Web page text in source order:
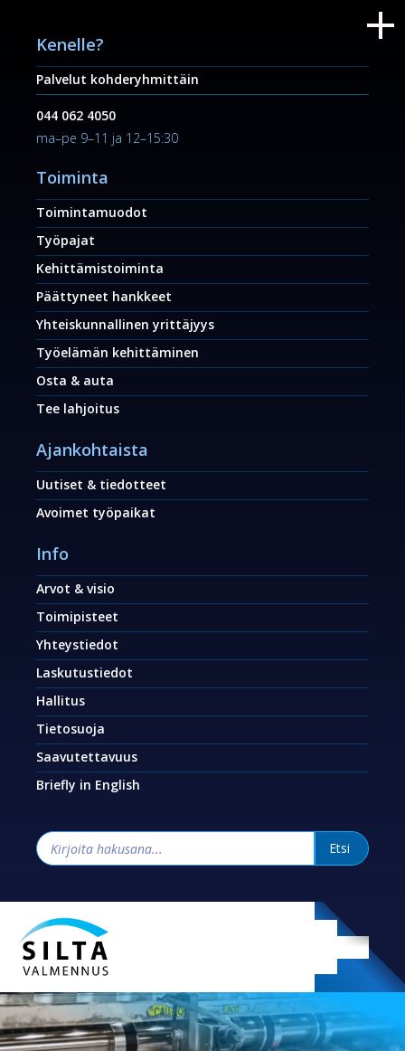
Kenelle?
Palvelut kohderyhmittäin
044 062 4050
ma–pe 9–11 ja 12–15:30
Toiminta
Toimintamuodot
Työpajat
Kehittämistoiminta
Päättyneet hankkeet
Yhteiskunnallinen yrittäjyys
Työelämän kehittäminen
Osta & auta
Tee lahjoitus
Ajankohtaista
Uutiset & tiedotteet
Avoimet työpaikat
Info
Arvot & visio
Toimipisteet
Yhteystiedot
Laskutustiedot
Hallitus
Tietosuoja
Saavutettavuus
Briefly in English